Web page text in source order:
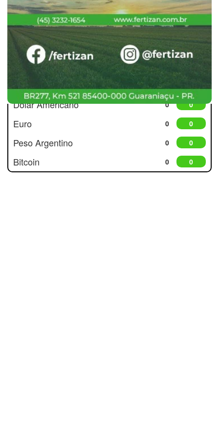
Cotações
Dólar Americano 0 0
Euro 0 0
Peso Argentino 0 0
Bitcoin 0 0